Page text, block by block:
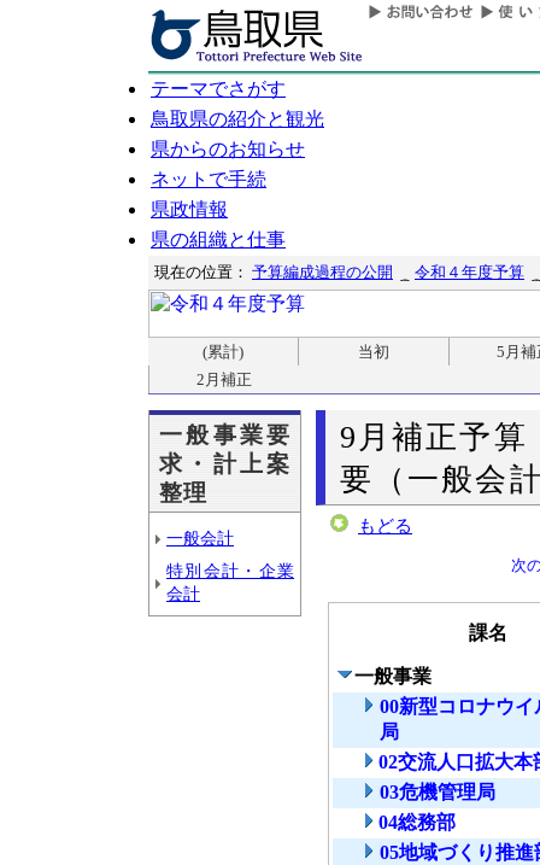
テーマでさがす
鳥取県の紹介と観光
県からのお知らせ
ネットで手続
県政情報
県の組織と仕事
現在の位置： 予算編成過程の公開 令和４年度予算
(累計) 当初
5月補
2月補正
一般事業要
求・計上案
整理
一般会計
特別会計・企業
会計
9月補正予
要（一般会
もどる
次
課名
一般事業
00新型コロナウ
局
02交流人口拡大本
03危機管理局
04総務部
05地域づくり推進